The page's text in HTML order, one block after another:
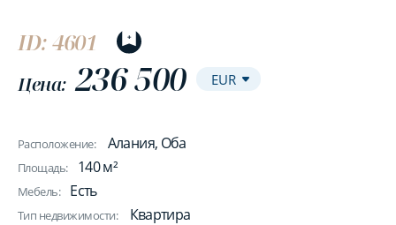
ID: 4601
Цена: 236 500
Расположение: Алания, Оба
Площадь: 140 м²
Мебель: Есть
Тип недвижимости: Квартира